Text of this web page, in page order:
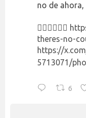
no de ahora,
👉🏻👉🏻👉🏻
theres-no-
https://
5713071/
6